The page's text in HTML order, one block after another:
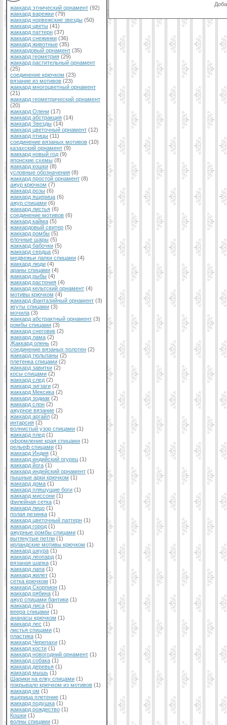
жаккард этнический орнамент (92)
жаккард варежки (79)
жаккард норвежские звезды (50)
жаккард цветы (41)
жаккард паттерн (37)
жаккард снежинки (36)
жаккард животные (35)
жаккардовый орнамент (35)
жаккард геометрия (29)
жаккард растительный орнамент
(25)
соединение крючком (23)
вязание из мотивов (23)
жаккард многоцветный орнамент
(21)
жаккард геометрический орнамент
(20)
жаккард Олени (17)
жаккард абстракция (14)
жаккард Звезды (14)
жаккард цветочный орнамент (12)
жаккард птицы (11)
соединение вязаных мотивов (10)
казахский орнамент (9)
жаккард новый год (9)
японские схемы (8)
жаккард кошки (8)
условные обозначения (8)
жаккард простой орнамент (8)
ажур крючком (7)
жаккард розы (6)
жаккард ящерица (6)
ажур спицами (6)
жаккард листья (6)
соединение мотивов (6)
жаккард кайма (5)
жаккардовый свитер (5)
жаккард ромбы (5)
ёлочные шары (5)
жаккард бабочки (5)
жаккард сердца (5)
медвежьи лапки спицами (4)
жаккард люди (4)
араны спицами (4)
жаккард рыбы (4)
жаккард растения (4)
жаккард кельтский орнамент (4)
мотивы крючком (4)
жаккард фантазийный орнамент (3)
жгуты спицами (3)
мочила (3)
жаккард абстрактный орнамент (3)
ромбы спицами (3)
жаккард снеговик (2)
жаккард лама (2)
Жаккард олень (2)
соединение вязаных полотен (2)
жаккард тюльпаны (2)
плетенка спицами (2)
жаккард завитки (2)
косы спицами (2)
жаккард след (2)
жаккард зигзаги (2)
жаккард Мексика (2)
жаккард зодиак (2)
жаккард слон (2)
ажурное вязание (2)
жаккард аргайл (2)
интарсия (2)
волнистый узор спицами (1)
жаккард плед (1)
оформление края спицами (1)
рельеф спицами (1)
жаккард Индия (1)
жаккард индийский огурец (1)
жаккард йога (1)
жаккард индейский орнамент (1)
пышные арки крючком (1)
жаккард дома (1)
жаккард пляшущие боги (1)
жаккард миссони (1)
филейная сетка (1)
жаккард лицо (1)
полая резинка (1)
жаккард цветочный паттерн (1)
жаккард город (1)
ажурные ромбы спицами (1)
вытянутые петли (1)
ирландские мотивы крючком (1)
жаккард шкура (1)
жаккард леопард (1)
вязаная шапка (1)
жаккард лапа (1)
жаккард жилет (1)
сетка крючком (1)
жаккард Скорпион (1)
жаккард рябина (1)
ажур спицами бантики (1)
жаккард лиса (1)
веера спицами (1)
ананасы крючком (1)
жаккард лес (1)
листья спицами (1)
пластика (1)
жаккард Черепахи (1)
жаккард кости (1)
жаккард новогодний орнамент (1)
жаккард собака (1)
жаккард деревья (1)
жаккард мышь (1)
Шарики на елку спицами (1)
покрывало крючком из мотивов (1)
жаккард ом (1)
ящерица плетение (1)
жаккард подушка (1)
жаккард рождество (1)
Кошки (1)
волны спицами (1)